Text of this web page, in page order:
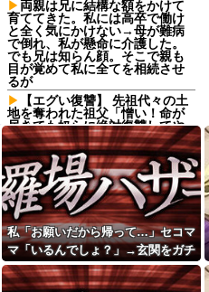
両親は兄に結構な額をかけて
育ててきた。私には高卒で働け
と全く気にかけない→母が難病
で倒れ、私が懸命に介護した。
でも兄は知らん顔。そこで親も
目が覚めて私に全てを相続させ
るが
【エグい復讐】 先祖代々の土
地を奪われた祖父「憎い！命が
尽きても奴らに絶対復讐してや
る！！」→祖父が亡くなりその
土地に焼肉屋が建ったが、不幸
が次々おこり…
子供達のリクエストでシーフ
ードカレーを作り子供達とハフ
ハフしていたら帰宅した夫がキ
レるキレる。夫「俺がシーフー
ド嫌いなの知っているだろう...
ドラッグストア勤務中。カー
ド払いの商品を現金で返金して
ほしいと言い張る女性客。断っ
私「お願いだから帰って…」セコマ
マ「いるんでしょ？」→玄関をガチ
ャガチャされ、警察を呼ぶ事態にな
って…